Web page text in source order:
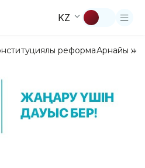
KZ
реформаАрнайы